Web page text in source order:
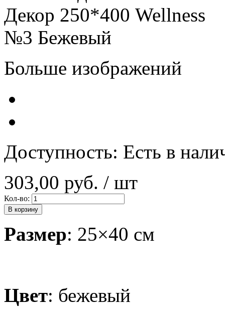
Больше изображений
Доступность: Есть в
303,00 руб. / шт
Кол-во:
В корзину
Размер: 25×40 см
Цвет: бежевый